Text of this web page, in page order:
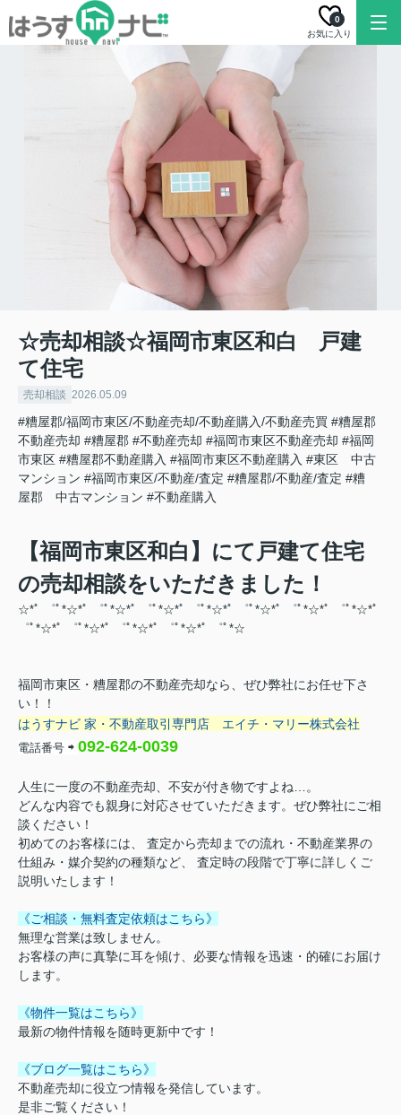
お気に入り
0
☆売却相談☆福岡市東区和白 戸建
て住宅
売却相談 2026.05.09
#糟屋郡/福岡市東区/不動産売却/不動産購入/不動産売買 #糟屋郡
不動産売却 #糟屋郡 #不動産売却 #福岡市東区不動産売却 #福岡
市東区 #糟屋郡不動産購入 #福岡市東区不動産購入 #東区 中古
マンション #福岡市東区/不動産/査定 #糟屋郡/不動産/査定 #糟
屋郡 中古マンション #不動産購入
【福岡市東区和白】にて戸建て住宅
の売却相談をいただきました！
☆*ﾟ ゜ﾟ*☆*ﾟ ゜ﾟ*☆*ﾟ ゜ﾟ*☆*ﾟ ゜ﾟ*☆*ﾟ ゜ﾟ*☆*ﾟ ゜ﾟ*☆*ﾟ ゜ﾟ*☆*ﾟ
゜ﾟ*☆*ﾟ ゜ﾟ*☆*ﾟ ゜ﾟ*☆*ﾟ ゜ﾟ*☆*ﾟ ゜ﾟ*☆
福岡市東区・糟屋郡の不動産売却なら、ぜひ弊社にお任せ下さ
い！！
はうすナビ 家・不動産取引専門店 エイチ・マリー株式会社
電話番号 ⇨ 092-624-0039
人生に一度の不動産売却、不安が付き物ですよね…。
どんな内容でも親身に対応させていただきます。ぜひ弊社にご相
談ください！
初めてのお客様には、 査定から売却までの流れ・不動産業界の
仕組み・媒介契約の種類など、 査定時の段階で丁寧に詳しくご
説明いたします！
《ご相談・無料査定依頼はこちら》
無理な営業は致しません。
お客様の声に真摯に耳を傾け、必要な情報を迅速・的確にお届け
します。
《物件一覧はこちら》
最新の物件情報を随時更新中です！
《ブログ一覧はこちら》
不動産売却に役立つ情報を発信しています。
是非ご覧ください！